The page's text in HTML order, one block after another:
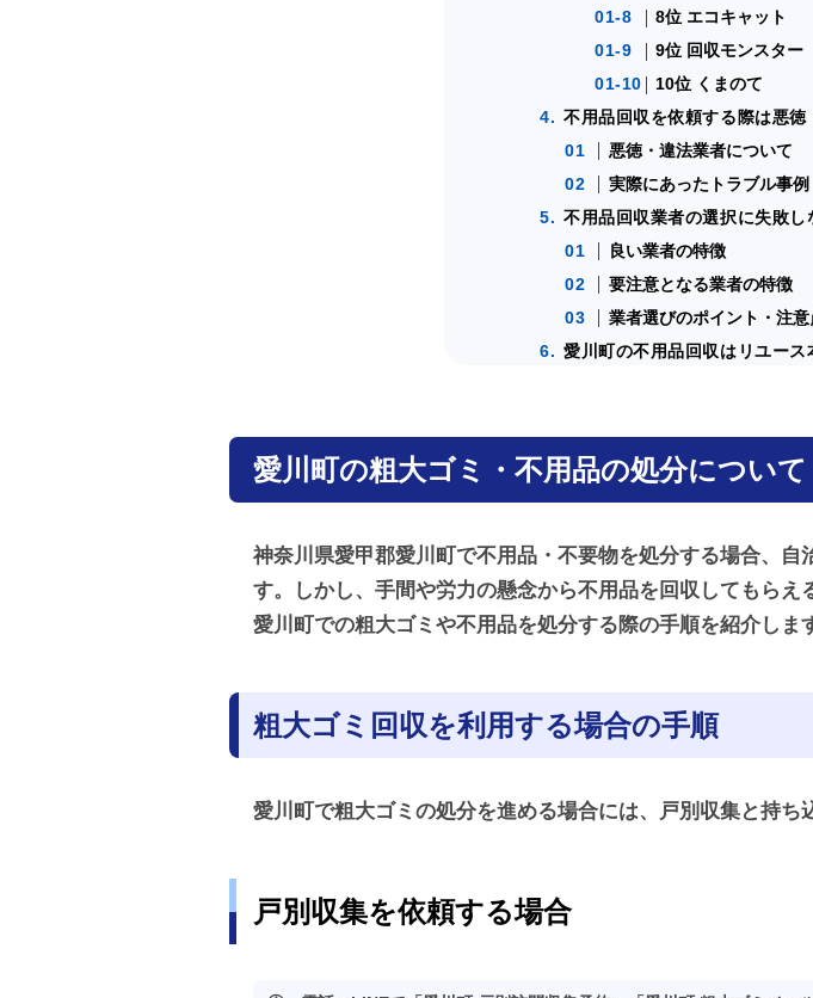
8位 エコキャット
9位 回収モンスター
10位 くまのて
不用品回収を依頼する際は悪徳
悪徳・違法業者について
実際にあったトラブル事例
不用品回収業者の選択に失敗し
良い業者の特徴
要注意となる業者の特徴
業者選びのポイント・注意
愛川町の不用品回収はリユース
愛川町の粗大ゴミ・不用品の処分について
神奈川県愛甲郡愛川町で不用品・不要物を処分する場合、
す。しかし、手間や労力の懸念から不用品を回収してもらえ
愛川町での粗大ゴミや不用品を処分する際の手順を紹介しま
粗大ゴミ回収を利用する場合の手順
愛川町で粗大ゴミの処分を進める場合には、戸別収集と持ち
戸別収集を依頼する場合